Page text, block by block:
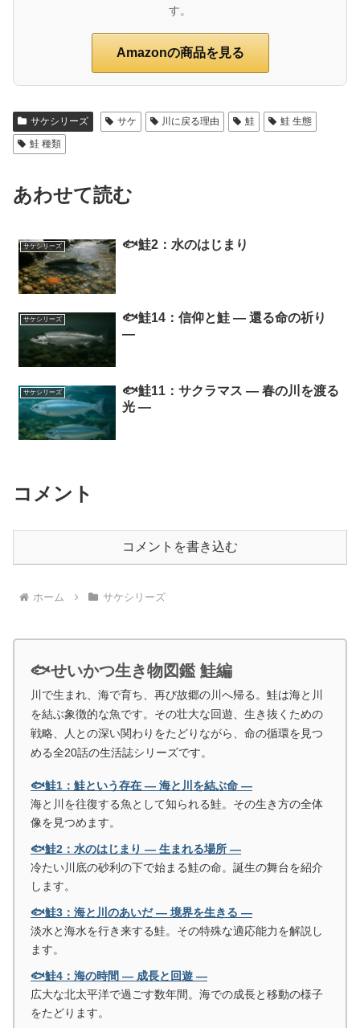
す。
Amazonの商品を見る
サケシリーズ サケ 川に戻る理由 鮭
鮭 生態
鮭 種類
あわせて読む
サケシリーズ 🐟鮭2：水のはじまり
サケシリーズ
🐟鮭14：信仰と鮭 ― 還る命の祈り
―
サケシリーズ
🐟鮭11：サクラマス ― 春の川を渡る
光 ―
コメント
コメントを書き込む
ホーム サケシリーズ
🐟せいかつ生き物図鑑 鮭編
川で生まれ、海で育ち、再び故郷の川へ帰る。鮭は海と川
を結ぶ象徴的な魚です。その壮大な回遊、生き抜くための
戦略、人との深い関わりをたどりながら、命の循環を見つ
める全20話の生活誌シリーズです。
🐟鮭1：鮭という存在 ― 海と川を結ぶ命 ―
海と川を往復する魚として知られる鮭。その生き方の全体
像を見つめます。
🐟鮭2：水のはじまり ― 生まれる場所 ―
冷たい川底の砂利の下で始まる鮭の命。誕生の舞台を紹介
します。
🐟鮭3：海と川のあいだ ― 境界を生きる ―
淡水と海水を行き来する鮭。その特殊な適応能力を解説し
ます。
🐟鮭4：海の時間 ― 成長と回遊 ―
広大な北太平洋で過ごす数年間。海での成長と移動の様子
をたどります。